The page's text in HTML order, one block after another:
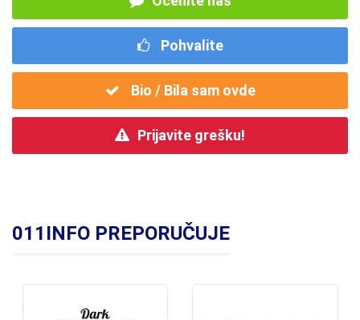
Pohvalite
Bio / Bila sam ovde
Prijavite grešku!
011INFO PREPORUČUJE